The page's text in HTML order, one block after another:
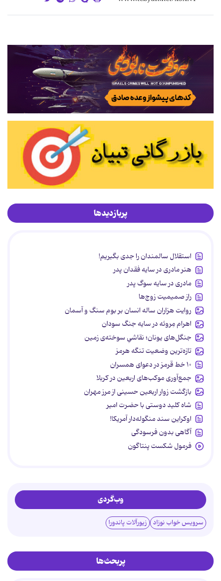
پربازدیدها
استقلال سالمندان را جدی بگیریم!
هنر مادری در سایه‌ فقدان پدر
مادری در سایه سوگ پدر
راز صمیمیت زوج‌ها
روایت هزاران ساله انسان بر بوم سنگ و آسمان
اهرام مِروئه در سایه جنگ سودان
جنگل‌های یونان؛ نقاشیِ سوخته‌ی زمین
تازه‌ترین وضعیت تنگه هرمز
۱۰ خط قرمز در دعوای همسران
جمع‌آوری موکب‌های اربعین در کربلا
بازگشت زوار اربعین حسینی از مرز مهران
شاه کلید دوستی با حضرت امیر
اوکراین سند منگوله‌دار آمریکا!
آگاهی بدون فرسودگی
فرمول شکست پنتاگون
وب‌گردی
سرویس خواب نوزاد زیورآلات پاندورا
پربحث‌ها